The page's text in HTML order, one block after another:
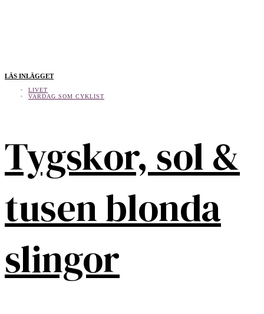
LÄS INLÄGGET
LIVET
VARDAG SOM CYKLIST
Tygskor, sol &
tusen blonda
slingor